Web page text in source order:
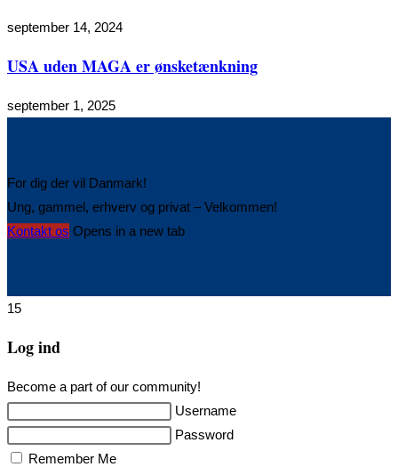
september 14, 2024
USA uden MAGA er ønsketænkning
september 1, 2025
For dig der vil Danmark!
Ung, gammel, erhverv og privat – Velkommen!
Kontakt os Opens in a new tab
15
Log ind
Become a part of our community!
Username
Password
Remember Me